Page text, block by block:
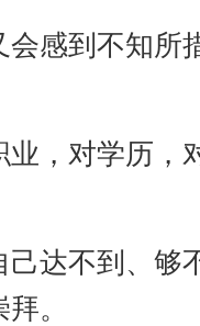
感到不知所
，对学历，
达不到、够
。